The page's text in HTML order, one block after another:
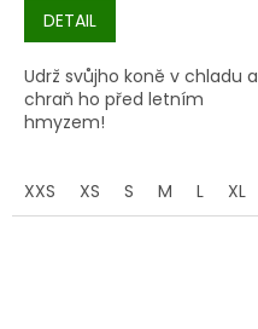
DETAIL
Udrž svůjho koně v chladu a
chraň ho před letním
hmyzem!
XXS XS S M L XL